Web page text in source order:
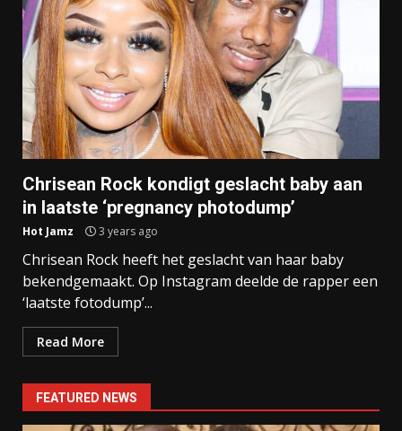
Chrisean Rock kondigt geslacht baby aan
in laatste ‘pregnancy photodump’
Hot Jamz 3 years ago
Chrisean Rock heeft het geslacht van haar baby
bekendgemaakt. Op Instagram deelde de rapper een
‘laatste fotodump’...
Read More
FEATURED NEWS